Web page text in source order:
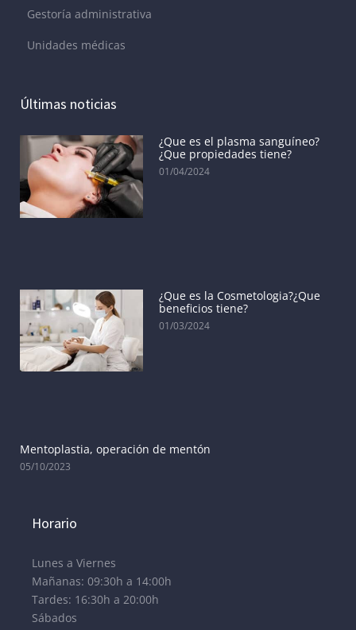
Gestoría administrativa
Unidades médicas
Últimas noticias
¿Que es el plasma sanguíneo?
¿Que propiedades tiene?
01/04/2024
¿Que es la Cosmetologia?¿Que
beneficios tiene?
01/03/2024
Mentoplastia, operación de mentón
05/10/2023
Horario
Lunes a Viernes
Mañanas: 09:30h a 14:00h
Tardes: 16:30h a 20:00h
Sábados